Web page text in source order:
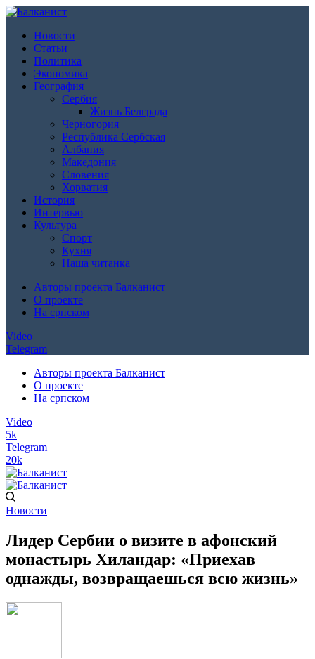
Новости
Статьи
Политика
Экономика
География
Сербия
Жизнь Белграда
Черногория
Республика Сербская
Албания
Македония
Словения
Хорватия
История
Интервью
Культура
Спорт
Кухня
Наша читанка
Авторы проекта Балканист
О проекте
На српском
Video
Telegram
Авторы проекта Балканист
О проекте
На српском
Video
5k
Telegram
20k
Новости
Лидер Сербии о визите в афонский
монастырь Хиландар: «Приехав
однажды, возвращаешься всю жизнь»